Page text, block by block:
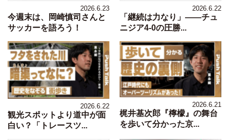
2026.6.23
今週末は、岡崎慎司さんと
サッカーを語ろう！
2026.6.22
「継続は力なり」――チュ
ニジア4-0の圧勝...
2026.6.22
観光スポットより道中が面
白い？「トレースツ...
2026.6.21
梶井基次郎『檸檬』の舞台
を歩いて分かった京...